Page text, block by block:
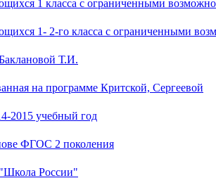
1 класса с ограниченными
1- 2-го класса с ограниченными
Т.И.
на программе Критской, Сергеевой
2015 учебный год
ФГОС 2 поколения
России"